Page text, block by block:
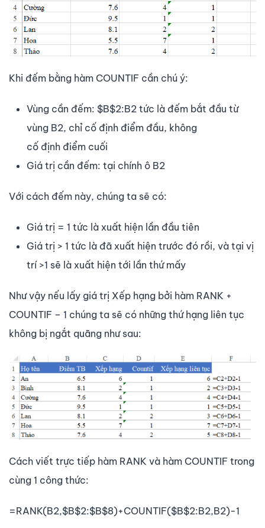
Khi đếm bằng hàm COUNTIF cần chú ý:
Vùng cần đếm: $B$2:B2 tức là đếm bắt đầu từ
vùng B2, chỉ cố định điểm đầu, không
cố định điểm cuối
Giá trị cần đếm: tại chính ô B2
Với cách đếm này, chúng ta sẽ có:
Giá trị = 1 tức là xuất hiện lần đầu tiên
Giá trị > 1 tức là đã xuất hiện trước đó rồi, và tại vị
trí >1 sẽ là xuất hiện tới lần thứ mấy
Như vậy nếu lấy giá trị Xếp hạng bởi hàm RANK +
COUNTIF – 1 chúng ta sẽ có những thứ hạng liên tục
không bị ngắt quãng như sau:
Cách viết trực tiếp hàm RANK và hàm COUNTIF trong
cùng 1 công thức:
=RANK(B2,$B$2:$B$8)+COUNTIF($B$2:B2,B2)-1